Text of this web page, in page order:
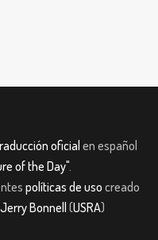
oficial en español
of the Day".
políticas de uso creado
Jerry Bonnell (USRA)